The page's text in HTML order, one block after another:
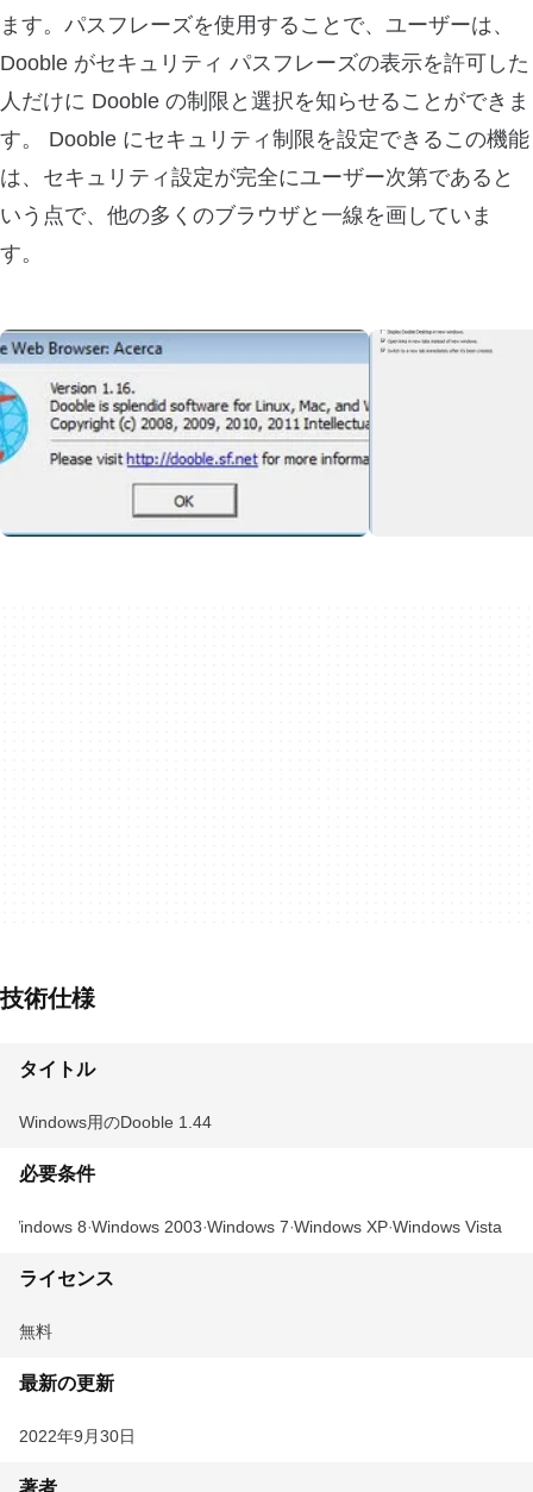
ます。パスフレーズを使用することで、ユーザーは、
Dooble がセキュリティ パスフレーズの表示を許可した
人だけに Dooble の制限と選択を知らせることができま
す。 Dooble にセキュリティ制限を設定できるこの機能
は、セキュリティ設定が完全にユーザー次第であると
いう点で、他の多くのブラウザと一線を画していま
す。
技術仕様
タイトル
Windows用のDooble 1.44
必要条件
Windows 8 Windows 2003 Windows 7 Windows XP Windows Vista
ライセンス
無料
最新の更新
2022年9月30日
著者